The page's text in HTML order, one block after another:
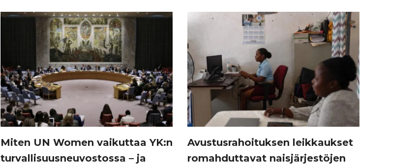
Miten UN Women vaikuttaa YK:n
turvallisuusneuvostossa – ja
Avustusrahoituksen leikkaukset
romahduttavat naisjärjestöjen